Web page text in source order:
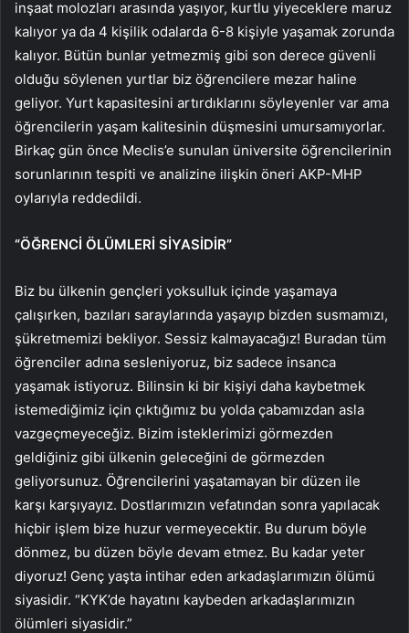
inşaat molozları arasında yaşıyor, kurtlu yiyeceklere maruz
kalıyor ya da 4 kişilik odalarda 6-8 kişiyle yaşamak zorunda
kalıyor. Bütün bunlar yetmezmiş gibi son derece güvenli
olduğu söylenen yurtlar biz öğrencilere mezar haline
geliyor. Yurt kapasitesini artırdıklarını söyleyenler var ama
öğrencilerin yaşam kalitesinin düşmesini umursamıyorlar.
Birkaç gün önce Meclis’e sunulan üniversite öğrencilerinin
sorunlarının tespiti ve analizine ilişkin öneri AKP-MHP
oylarıyla reddedildi.
“ÖĞRENCİ ÖLÜMLERİ SİYASİDİR”
Biz bu ülkenin gençleri yoksulluk içinde yaşamaya
çalışırken, bazıları saraylarında yaşayıp bizden susmamızı,
şükretmemizi bekliyor. Sessiz kalmayacağız! Buradan tüm
öğrenciler adına sesleniyoruz, biz sadece insanca
yaşamak istiyoruz. Bilinsin ki bir kişiyi daha kaybetmek
istemediğimiz için çıktığımız bu yolda çabamızdan asla
vazgeçmeyeceğiz. Bizim isteklerimizi görmezden
geldiğiniz gibi ülkenin geleceğini de görmezden
geliyorsunuz. Öğrencilerini yaşatamayan bir düzen ile
karşı karşıyayız. Dostlarımızın vefatından sonra yapılacak
hiçbir işlem bize huzur vermeyecektir. Bu durum böyle
dönmez, bu düzen böyle devam etmez. Bu kadar yeter
diyoruz! Genç yaşta intihar eden arkadaşlarımızın ölümü
siyasidir. “KYK’de hayatını kaybeden arkadaşlarımızın
ölümleri siyasidir.”